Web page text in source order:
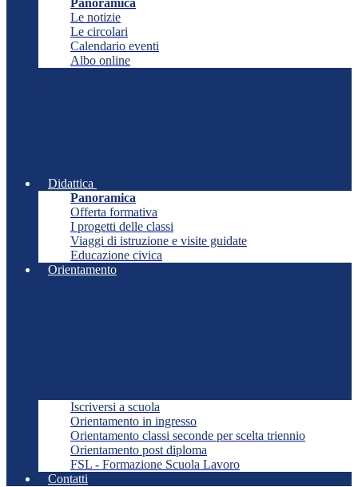
Panoramica
Le notizie
Le circolari
Calendario eventi
Albo online
Didattica
Panoramica
Offerta formativa
I progetti delle classi
Viaggi di istruzione e visite guidate
Educazione civica
Orientamento
Iscriversi a scuola
Orientamento in ingresso
Orientamento classi seconde per scelta triennio
Orientamento post diploma
FSL - Formazione Scuola Lavoro
Contatti